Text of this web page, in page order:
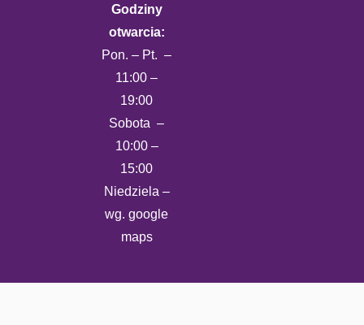
Godziny
otwarcia:
Pon. – Pt. –
11:00 –
19:00
Sobota –
10:00 –
15:00
Niedziela –
wg. google
maps